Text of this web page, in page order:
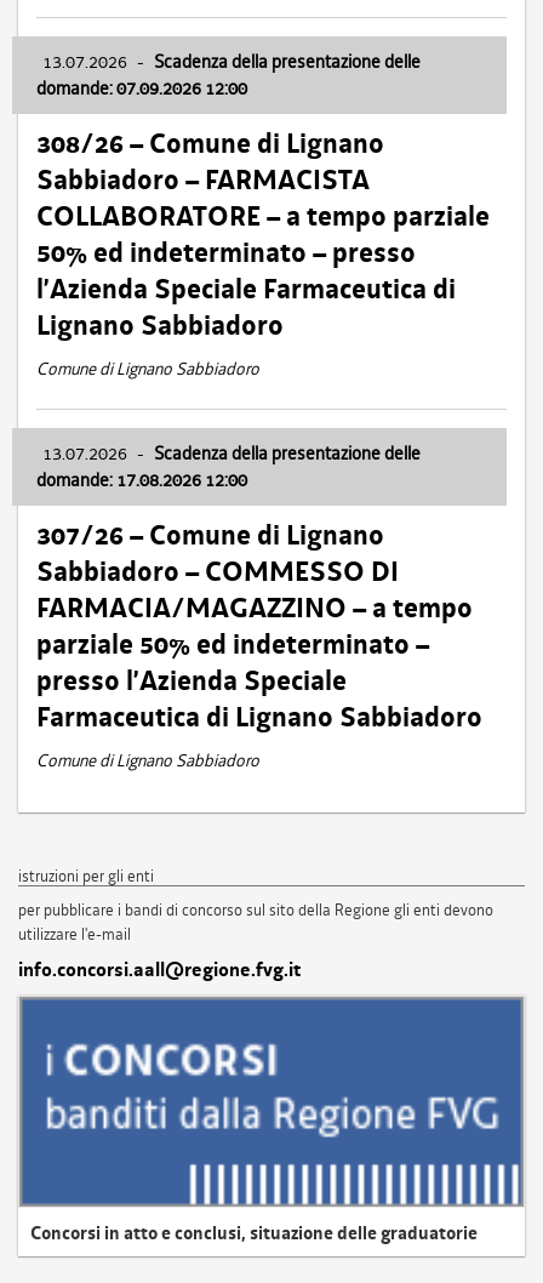
13.07.2026 - Scadenza della presentazione delle
domande: 07.09.2026 12:00
308/26 – Comune di Lignano
Sabbiadoro – FARMACISTA
COLLABORATORE – a tempo parziale
50% ed indeterminato – presso
l’Azienda Speciale Farmaceutica di
Lignano Sabbiadoro
Comune di Lignano Sabbiadoro
13.07.2026 - Scadenza della presentazione delle
domande: 17.08.2026 12:00
307/26 – Comune di Lignano
Sabbiadoro – COMMESSO DI
FARMACIA/MAGAZZINO – a tempo
parziale 50% ed indeterminato –
presso l’Azienda Speciale
Farmaceutica di Lignano Sabbiadoro
Comune di Lignano Sabbiadoro
istruzioni per gli enti
per pubblicare i bandi di concorso sul sito della Regione gli enti devono
utilizzare l'e-mail
info.concorsi.aall@regione.fvg.it
Concorsi in atto e conclusi, situazione delle graduatorie